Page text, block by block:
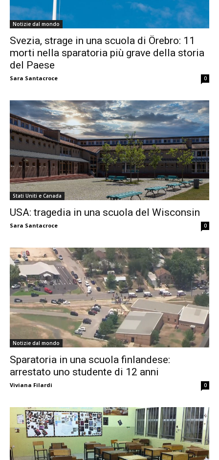
Notizie dal mondo
Svezia, strage in una scuola di Örebro: 11
morti nella sparatoria più grave della storia
del Paese
Sara Santacroce 0
Stati Uniti e Canada
USA: tragedia in una scuola del Wisconsin
Sara Santacroce 0
Notizie dal mondo
Sparatoria in una scuola finlandese:
arrestato uno studente di 12 anni
Viviana Filardi 0